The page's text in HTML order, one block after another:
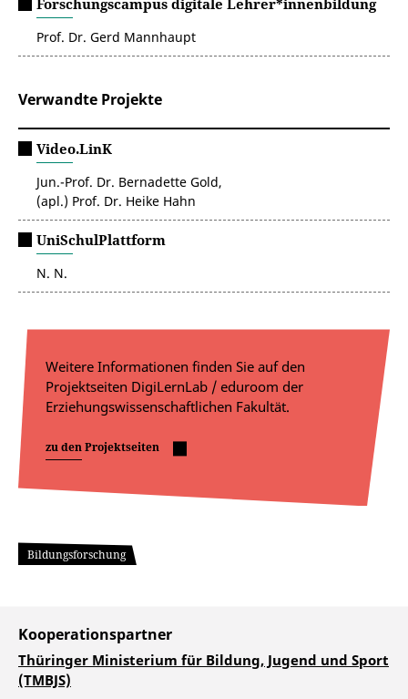
Forschungscampus digitale Lehrer*innenbildung
Prof. Dr. Gerd Mannhaupt
Verwandte Projekte
Video.LinK
Jun.-Prof. Dr. Bernadette Gold,
(apl.) Prof. Dr. Heike Hahn
UniSchulPlattform
N. N.
Weitere Informationen finden Sie auf den
Projektseiten DigiLernLab / eduroom der
Erziehungswissenschaftlichen Fakultät.
zu den Projektseiten
Bildungsforschung
Kooperationspartner
Thüringer Ministerium für Bildung, Jugend und Sport
(TMBJS)